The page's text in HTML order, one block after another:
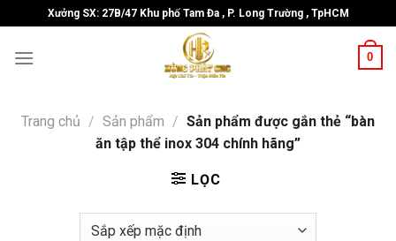
to
content
Xưởng SX: 27B/47 Khu phố Tam Đa , P. Long Trường , TpHCM
0
Trang chủ / Sản phẩm / Sản phẩm được gắn thẻ “bàn
ăn tập thể inox 304 chính hãng”
LỌC